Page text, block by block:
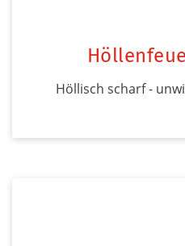
Höllisch scharf -